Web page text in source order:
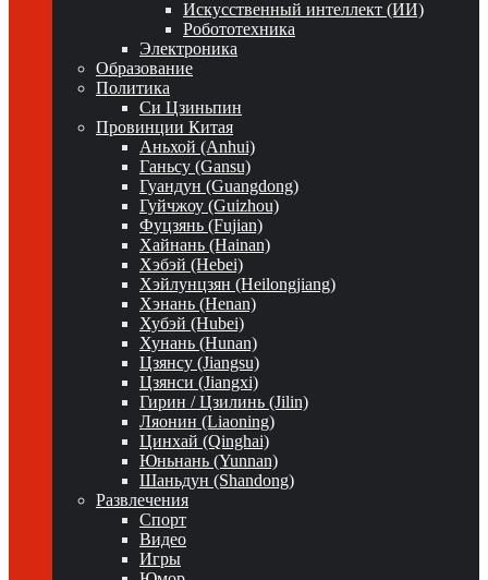
Искусственный интеллект (ИИ)
Робототехника
Электроника
Образование
Политика
Си Цзиньпин
Провинции Китая
Аньхой (Anhui)
Ганьсу (Gansu)
Гуандун (Guangdong)
Гуйчжоу (Guizhou)
Фуцзянь (Fujian)
Хайнань (Hainan)
Хэбэй (Hebei)
Хэйлунцзян (Heilongjiang)
Хэнань (Henan)
Хубэй (Hubei)
Хунань (Hunan)
Цзянсу (Jiangsu)
Цзянси (Jiangxi)
Гирин / Цзилинь (Jilin)
Ляонин (Liaoning)
Цинхай (Qinghai)
Юньнань (Yunnan)
Шаньдун (Shandong)
Развлечения
Спорт
Видео
Игры